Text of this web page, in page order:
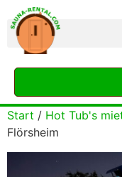
Start / Hot Tub's
Flörsheim